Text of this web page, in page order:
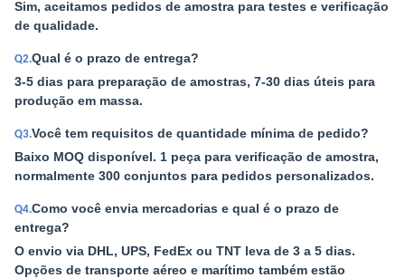
Sim, aceitamos pedidos de amostra para testes e verificação
de qualidade.
Q2.Qual é o prazo de entrega?
3-5 dias para preparação de amostras, 7-30 dias úteis para
produção em massa.
Q3.Você tem requisitos de quantidade mínima de pedido?
Baixo MOQ disponível. 1 peça para verificação de amostra,
normalmente 300 conjuntos para pedidos personalizados.
Q4.Como você envia mercadorias e qual é o prazo de
entrega?
O envio via DHL, UPS, FedEx ou TNT leva de 3 a 5 dias.
Opções de transporte aéreo e marítimo também estão